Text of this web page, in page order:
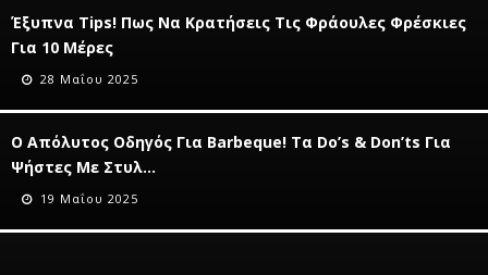
Έξυπνα Tips! Πως Να Κρατήσεις Τις Φράουλες Φρέσκιες
Για 10 Μέρες
28 Μαΐου 2025
Ο Απόλυτος Οδηγός Για Barbeque! Τα Do’s & Don’ts Για
Ψήστες Με Στυλ…
19 Μαΐου 2025